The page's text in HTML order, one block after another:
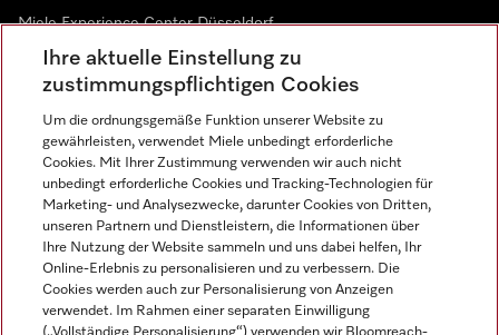
Miele Experience Center Düsseldorf
Miele Experience Center Gütersloh
Newsletter
Ihre aktuelle Einstellung zu
zustimmungspflichtigen Cookies
Um die ordnungsgemäße Funktion unserer Website zu
gewährleisten, verwendet Miele unbedingt erforderliche
Cookies. Mit Ihrer Zustimmung verwenden wir auch nicht
unbedingt erforderliche Cookies und Tracking-Technologien für
Marketing- und Analysezwecke, darunter Cookies von Dritten,
unseren Partnern und Dienstleistern, die Informationen über
Ihre Nutzung der Website sammeln und uns dabei helfen, Ihr
Online-Erlebnis zu personalisieren und zu verbessern. Die
Cookies werden auch zur Personalisierung von Anzeigen
verwendet. Im Rahmen einer separaten Einwilligung